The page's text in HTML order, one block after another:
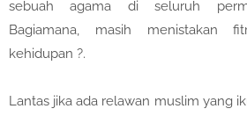
sebuah agama di seluruh
Bagiamana, masih menistakan
kehidupan ?.
Lantas jika ada relawan muslim yang